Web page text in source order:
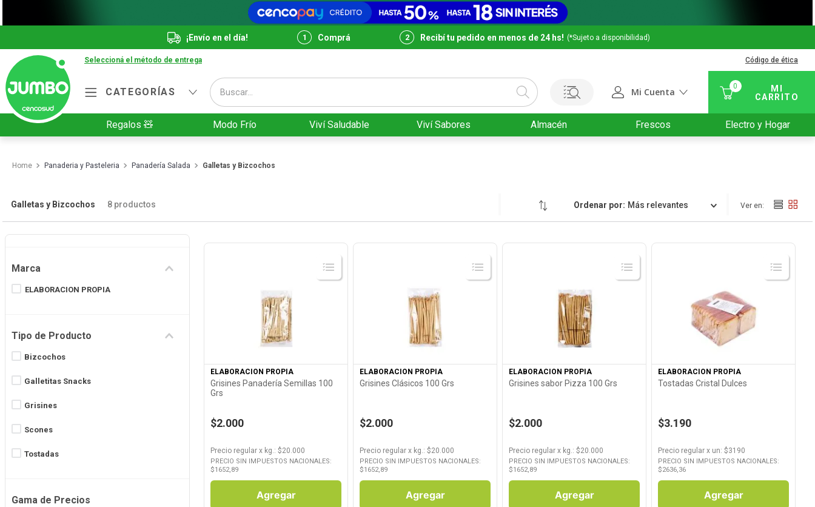
¡Envío en el día! Comprá Recibí tu pedido en menos de 24 hs! (*Sujeto a disponibilidad)
Seleccioná el método de entrega Código de ética
CATEGORÍAS
Buscar...
Mi Cuenta
0
Regalos 🧸 Modo Frío Viví Saludable Viví Sabores Almacén Frescos Electro y Hogar
Panaderia y Pasteleria Panadería Salada Galletas y Bizcochos
Galletas y Bizcochos 8 productos Ordenar por Relevancia
Marca
ELABORACION PROPIA
Tipo de Producto
Bizcochos
Galletitas Snacks
Grisines
Scones
Tostadas
Gama de Precios
Ver Producto
ELABORACION PROPIA
Grisines Panadería Semillas 100
Grs
$2.000
Precio regular x kg.: $20.000
PRECIO SIN IMPUESTOS NACIONALES:
$1652,89
Agregar
Ver Producto
ELABORACION PROPIA
Grisines Clásicos 100 Grs
$2.000
Precio regular x kg.: $20.000
PRECIO SIN IMPUESTOS NACIONALES:
$1652,89
Agregar
Ver Producto
ELABORACION PROPIA
Grisines sabor Pizza 100 Grs
$2.000
Precio regular x kg.: $20.000
PRECIO SIN IMPUESTOS NACIONALES:
$1652,89
Agregar
Ver Producto
ELABORACION PROPIA
Tostadas Cristal Dulces
$3.190
Precio regular x un: $3190
PRECIO SIN IMPUESTOS NACIONALES:
$2636,36
Agregar
Términos más buscados
2
Cafe
7.
10.